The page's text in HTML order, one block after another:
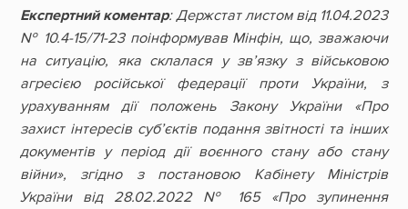
Експертний коментар: Держстат листом від 11.04.2023
№ 10.4-15/71-23 поінформував Мінфін, що, зважаючи
на ситуацію, яка склалася у зв’язку з військовою
агресією російської федерації проти України, з
урахуванням дії положень Закону України «Про
захист інтересів суб’єктів подання звітності та інших
документів у період дії воєнного стану або стану
війни», згідно з постановою Кабінету Міністрів
України від 28.02.2022 № 165 «Про зупинення